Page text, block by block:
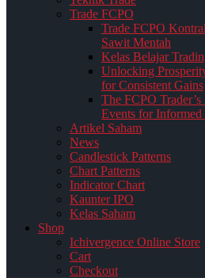
Trade FCPO
Trade FCPO
Sawit Mentah
Kelas Belajar
Unlocking
for Consistent Gains
The FCPO
Events for
Artikel Saham
News
Candlestick Patterns
Chart Patterns
Indicator Chart
Kaunter IPO
Kelas Saham
Shop
Ichivergence Online Store
Cart
Checkout